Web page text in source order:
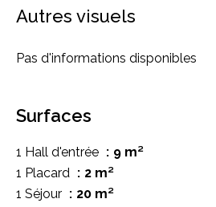
Autres visuels
Pas d'informations disponibles
Surfaces
1 Hall d'entrée
9 m²
1 Placard
2 m²
1 Séjour
20 m²